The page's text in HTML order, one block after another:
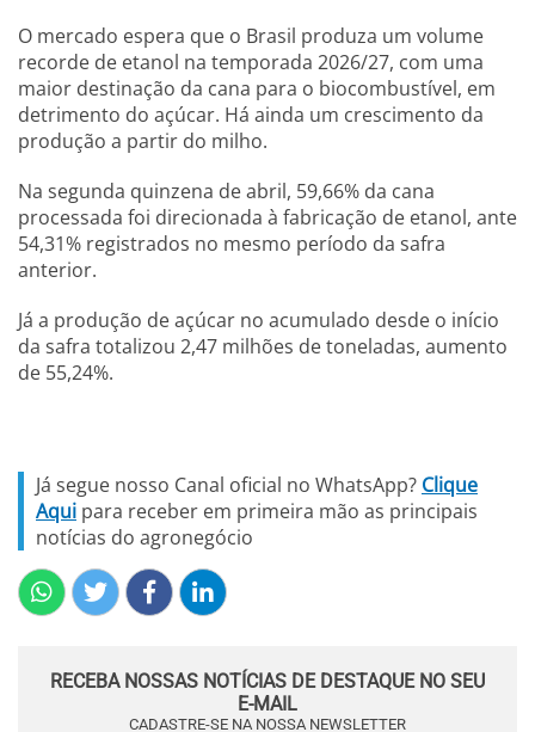
O mercado espera que o Brasil produza um volume
recorde de etanol na temporada 2026/27, com uma
maior destinação da cana para o biocombustível, em
detrimento do açúcar. Há ainda um crescimento da
produção a partir do milho.
Na segunda quinzena de abril, 59,66% da cana
processada foi direcionada à fabricação de etanol, ante
54,31% registrados no mesmo período da safra
anterior.
Já a produção de açúcar no acumulado desde o início
da safra totalizou 2,47 milhões de toneladas, aumento
de 55,24%.
Já segue nosso Canal oficial no WhatsApp? Clique
Aqui para receber em primeira mão as principais
notícias do agronegócio
RECEBA NOSSAS NOTÍCIAS DE DESTAQUE NO SEU
E-MAIL
CADASTRE-SE NA NOSSA NEWSLETTER